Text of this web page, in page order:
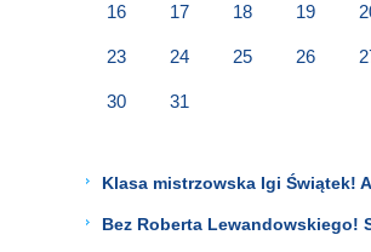
16 17 18 19
23 24 25 26
30 31
Klasa mistrzowska Igi Świątek!
Bez Roberta Lewandowskiego!